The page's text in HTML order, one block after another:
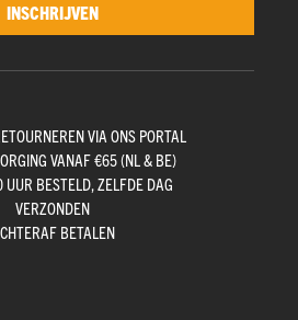
INSCHRIJVEN
VIA ONS PORTAL
VANAF €65 (NL & BE)
BESTELD, ZELFDE DAG
VERZONDEN
BETALEN